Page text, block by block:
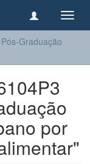
Graduação
por